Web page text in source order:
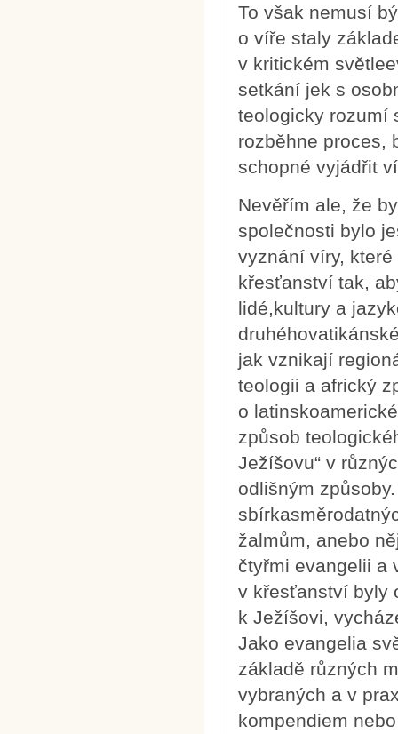
To však nemusí
o víře staly
v kritickém
setkání jek s
teologicky rozumí
rozběhne proces,
schopné vyjádřit
Nevěřím ale, že
společnosti bylo
vyznání víry,
křesťanství tak,
lidé,kultury a
jak vznikají
teologii a africký
o
způsob
Ježíšovu“ v
odlišným
žalmům, anebo
čtyřmi evangelii a
v křesťanství byly
k Ježíšovi,
Jako evangelia
základě různých
vybraných a v
kompendiem